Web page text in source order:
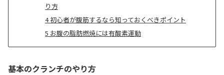
り方
4初心者が腹筋するなら知っておくべきポイント
5 お腹の脂肪燃焼には有酸素運動
基本のクランチのやり方